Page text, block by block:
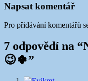
Napsat komentář
Pro přidávání komentářů
7 odpovědí na “
😉🍀”